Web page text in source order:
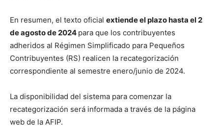
En resumen, el texto oficial extiende el plazo hasta el 2
de agosto de 2024 para que los contribuyentes
adheridos al Régimen Simplificado para Pequeños
Contribuyentes (RS) realicen la recategorización
correspondiente al semestre enero/junio de 2024.
La disponibilidad del sistema para comenzar la
recategorización será informada a través de la página
web de la AFIP.